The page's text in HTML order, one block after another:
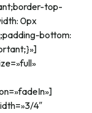
top-
0px
bottom:
4″